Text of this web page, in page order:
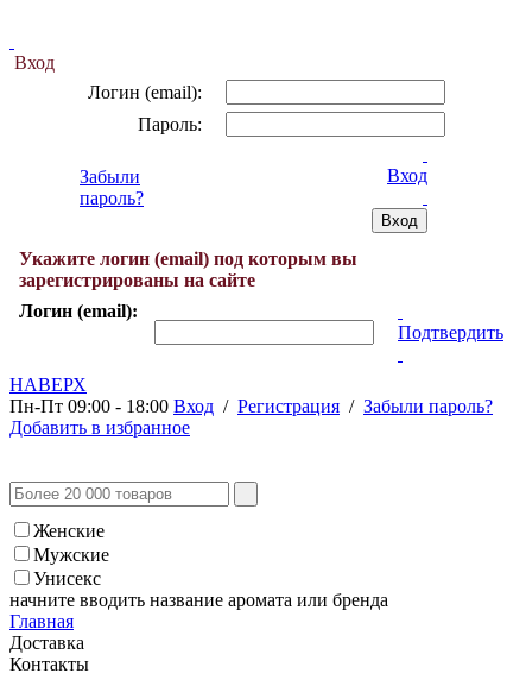
Вход
Логин (email):
Пароль:
Забыли
пароль?
Вход
Укажите логин (email) под которым вы
зарегистрированы на сайте
Логин (email):
Подтвердить
НАВЕРХ
Пн-Пт 09:00 - 18:00 Вход / Регистрация / Забыли пароль?
Добавить в избранное
Женские
Мужские
Унисекс
начните вводить название аромата или бренда
Главная
Доставка
Контакты